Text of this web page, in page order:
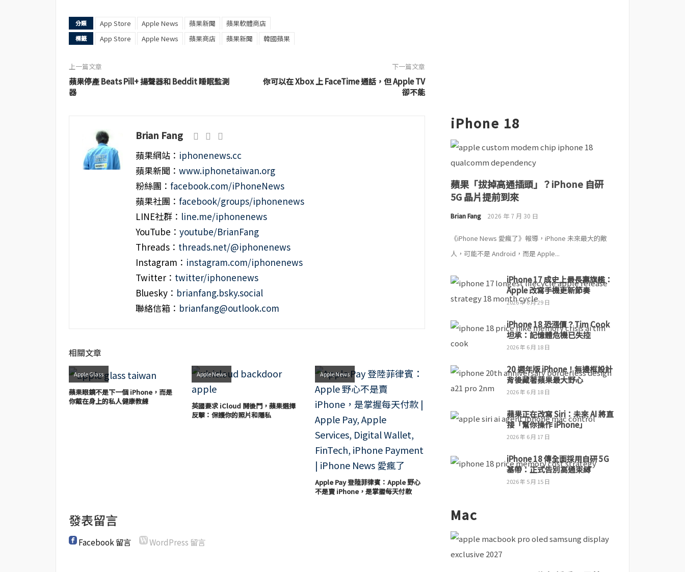
分類 App Store Apple News 蘋果新聞 蘋果軟體商店
標籤 App Store Apple News 蘋果商店 蘋果新聞 韓國蘋果
上一篇文章
蘋果停產 Beats Pill+ 揚聲器和 Beddit 睡眠監測
器
下一篇文章
你可以在 Xbox 上 FaceTime 通話，但 Apple TV
卻不能
Brian Fang
蘋果網站： iphonenews.cc
蘋果新聞： www.iphonetaiwan.org
粉絲團： facebook.com/iPhoneNews
蘋果社團： facebook/groups/iphonenews
LINE社群： line.me/iphonenews
YouTube： youtube/BrianFang
Threads： threads.net/@iphonenews
Instagram： instagram.com/iphonenews
Twitter： twitter/iphonenews
Bluesky： brianfang.bsky.social
聯絡信箱： brianfang@outlook.com
相關文章
Apple Glass
蘋果眼鏡不是下一個 iPhone，而是
你戴在身上的私人健康教練
Apple News
英國要求 iCloud 開後門，蘋果選擇
反擊：保護你的照片和隱私
Apple News
Apple Pay 登陸菲律賓：Apple 野心
不是賣 iPhone，是掌握每天付款
發表留言
Facebook 留言 WordPress 留言
iPhone 18
蘋果「拔掉高通插頭」？iPhone 自研
5G 晶片提前到來
Brian Fang 2026 年 7 月 30 日
《iPhone News 愛瘋了》報導，iPhone 未來最大的敵
人，可能不是 Android，而是 Apple...
iPhone 17 成史上最長壽旗艦：
Apple 改寫手機更新節奏
2026 年 6 月 29 日
iPhone 18 恐漲價？Tim Cook
坦承：記憶體危機已失控
2026 年 6 月 18 日
20 週年版 iPhone！無邊框設計
背後藏著蘋果最大野心
2026 年 6 月 18 日
蘋果正在改寫 Siri：未來 AI 將直
接「幫你操作 iPhone」
2026 年 6 月 17 日
iPhone 18 傳全面採用自研 5G
基帶：正式告別高通束縛
2026 年 5 月 15 日
Mac